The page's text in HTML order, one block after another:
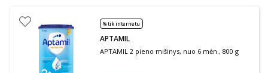
% tik internetu
APTAMIL
APTAMIL 2 pieno mišinys, nuo 6 mėn., 800 g